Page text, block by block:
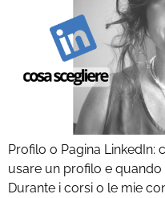
Profilo o Pagina LinkedIn:
usare un profilo e quando
Durante i corsi o le mie